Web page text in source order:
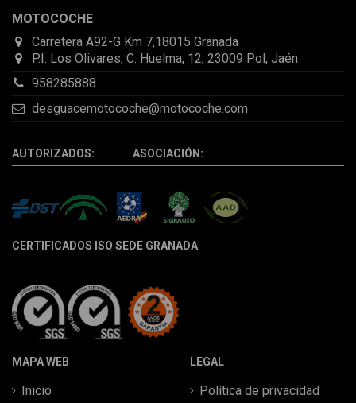
MOTOCOCHE
Carretera A92-G Km 7,18015 Granada
P.I. Los Olivares, C. Huelma, 12, 23009 Pol, Jaén
958285888
desguacemotocoche@motocoche.com
AUTORIZADOS: ASOCIACIÓN:
CERTIFICADOS ISO SEDE GRANADA
MAPA WEB
Inicio
LEGAL
Política de privacidad